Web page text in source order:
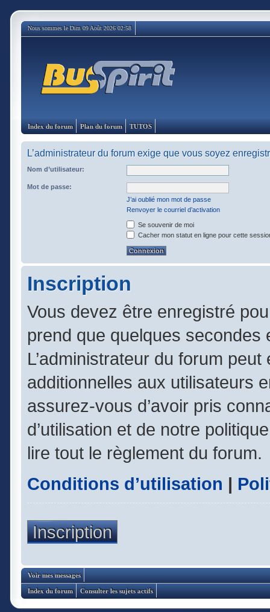
Nous sommes le Dim 09 Août 2026 02:58
Index du forum Plan du forum TUTOS
L’administrateur du forum exige que vous soyez
Nom d’utilisateur:
Mot de passe:
J’ai oublié mon mot de passe
Renvoyer le courriel d’activation
Se souvenir de moi
Cacher mon statut en ligne pour cette
Inscription
Vous devez être enregistré
prend que quelques
L’administrateur du forum
additionnelles aux utilisateurs
assurez-vous d’avoir pris
d’utilisation et de notre
lire tout le règlement du forum.
Conditions d’utilisation |
Inscription
Voir mes messages
Index du forum Consulter les sujets actifs